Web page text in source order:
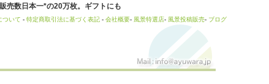
売数日本一*の20万枚。ギフトにも
ついて - 特定商取引法に基づく表記 - 会社概要- 風景特選店- 風景投稿販売- ブログ